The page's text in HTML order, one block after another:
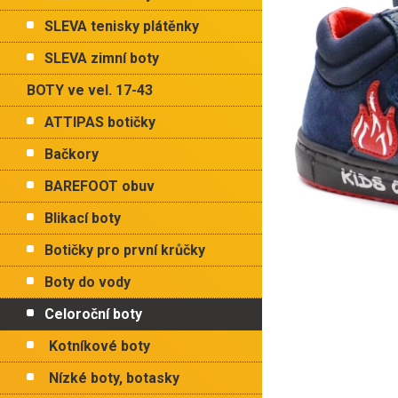
n
l
SLEVA tenisky plátěnky
SLEVA zimní boty
BOTY ve vel. 17-43
ATTIPAS botičky
Bačkory
BAREFOOT obuv
Blikací boty
Botičky pro první krůčky
Boty do vody
Celoroční boty
Kotníkové boty
Nízké boty, botasky